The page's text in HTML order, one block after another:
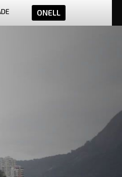
ONELL